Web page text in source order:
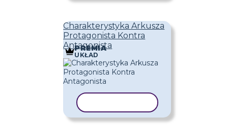
Charakterystyka Arkusza
Protagonista Kontra
Antagonista
PREMIA
UKŁAD